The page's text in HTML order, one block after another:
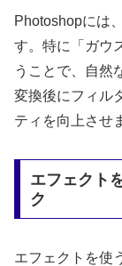
Photoshopには
す。特に「ガウ
うことで、自然
変換後にフィル
ティを向上させ
エフェクト
ク
エフェクトを使